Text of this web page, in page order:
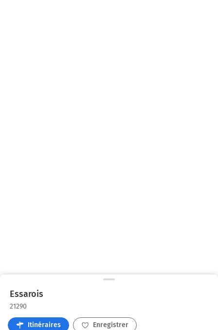
Essarois
21290
Itinéraires Enregistrer